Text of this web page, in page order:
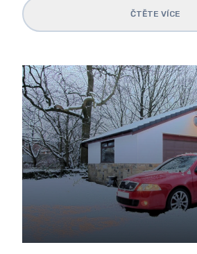
ČTĚTE VÍCE